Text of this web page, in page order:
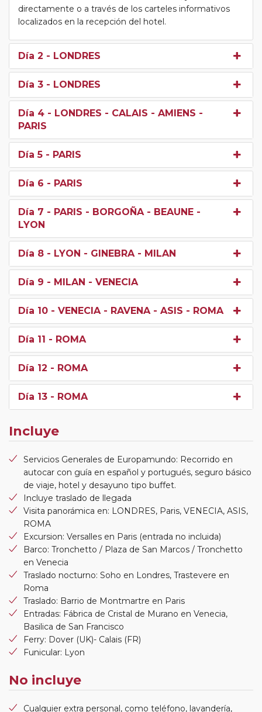
directamente o a través de los carteles informativos
localizados en la recepción del hotel.
Día 2 - LONDRES
Día 3 - LONDRES
Día 4 - LONDRES - CALAIS - AMIENS -
PARIS
Día 5 - PARIS
Día 6 - PARIS
Día 7 - PARIS - BORGOÑA - BEAUNE -
LYON
Día 8 - LYON - GINEBRA - MILAN
Día 9 - MILAN - VENECIA
Día 10 - VENECIA - RAVENA - ASIS - ROMA
Día 11 - ROMA
Día 12 - ROMA
Día 13 - ROMA
Incluye
Servicios Generales de Europamundo: Recorrido en
autocar con guía en español y portugués, seguro básico
de viaje, hotel y desayuno tipo buffet.
Incluye traslado de llegada
Visita panorámica en: LONDRES, Paris, VENECIA, ASIS,
ROMA
Excursion: Versalles en Paris (entrada no incluida)
Barco: Tronchetto / Plaza de San Marcos / Tronchetto
en Venecia
Traslado nocturno: Soho en Londres, Trastevere en
Roma
Traslado: Barrio de Montmartre en Paris
Entradas: Fábrica de Cristal de Murano en Venecia,
Basilica de San Francisco
Ferry: Dover (UK)- Calais (FR)
Funicular: Lyon
No incluye
Cualquier extra personal, como teléfono, lavandería,